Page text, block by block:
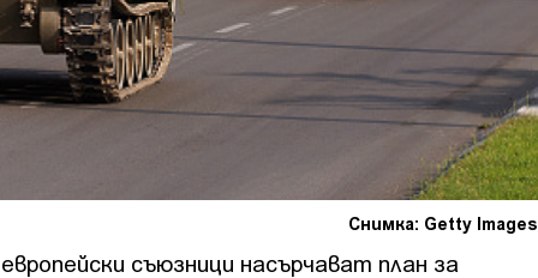
Снимка: Getty Images
съюзници насърчават план за